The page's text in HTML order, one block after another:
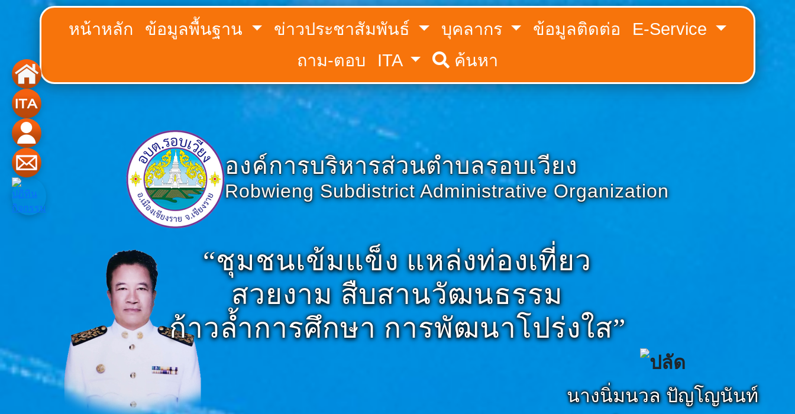
หน้าหลัก ข้อมูลพื้นฐาน ข่าวประชาสัมพันธ์ บุคลากร ข้อมูลติดต่อ
E-Service
ถาม-ตอบ
ITA ค้นหา
องค์การบริหารส่วนตำบลรอบเวียง
Robwieng Subdistrict Administrative Organization
“ชุมชนเข้มแข็ง แหล่งท่องเที่ยว
สวยงาม สืบสานวัฒนธรรม
ก้าวล้ำการศึกษา การพัฒนาโปร่งใส”
นางนิ่มนวล ปัญโญนันท์